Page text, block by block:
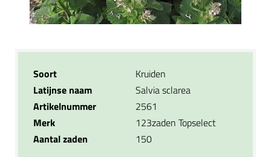
Soort
Kruiden
Latijnse naam
Salvia sclarea
Artikelnummer
2561
Merk
123zaden Topselect
Aantal zaden
150